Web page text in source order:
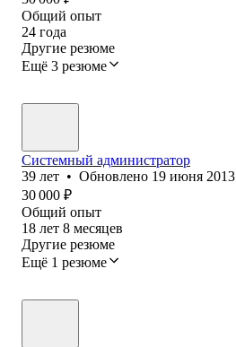
Общий опыт
24 года
Другие резюме
Ещё 3 резюме
Системный администратор
39 лет • Обновлено 19 июня 2013
30 000 ₽
Общий опыт
18 лет 8 месяцев
Другие резюме
Ещё 1 резюме